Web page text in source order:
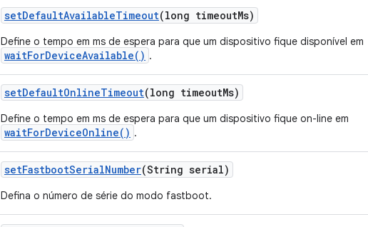
setDefaultAvailableTimeout(long timeoutMs)
Define o tempo em ms de espera para que um dispositivo fique disponível em
waitForDeviceAvailable() .
setDefaultOnlineTimeout(long timeoutMs)
Define o tempo em ms de espera para que um dispositivo fique on-line em
waitForDeviceOnline() .
setFastbootSerialNumber(String serial)
Defina o número de série do modo fastboot.